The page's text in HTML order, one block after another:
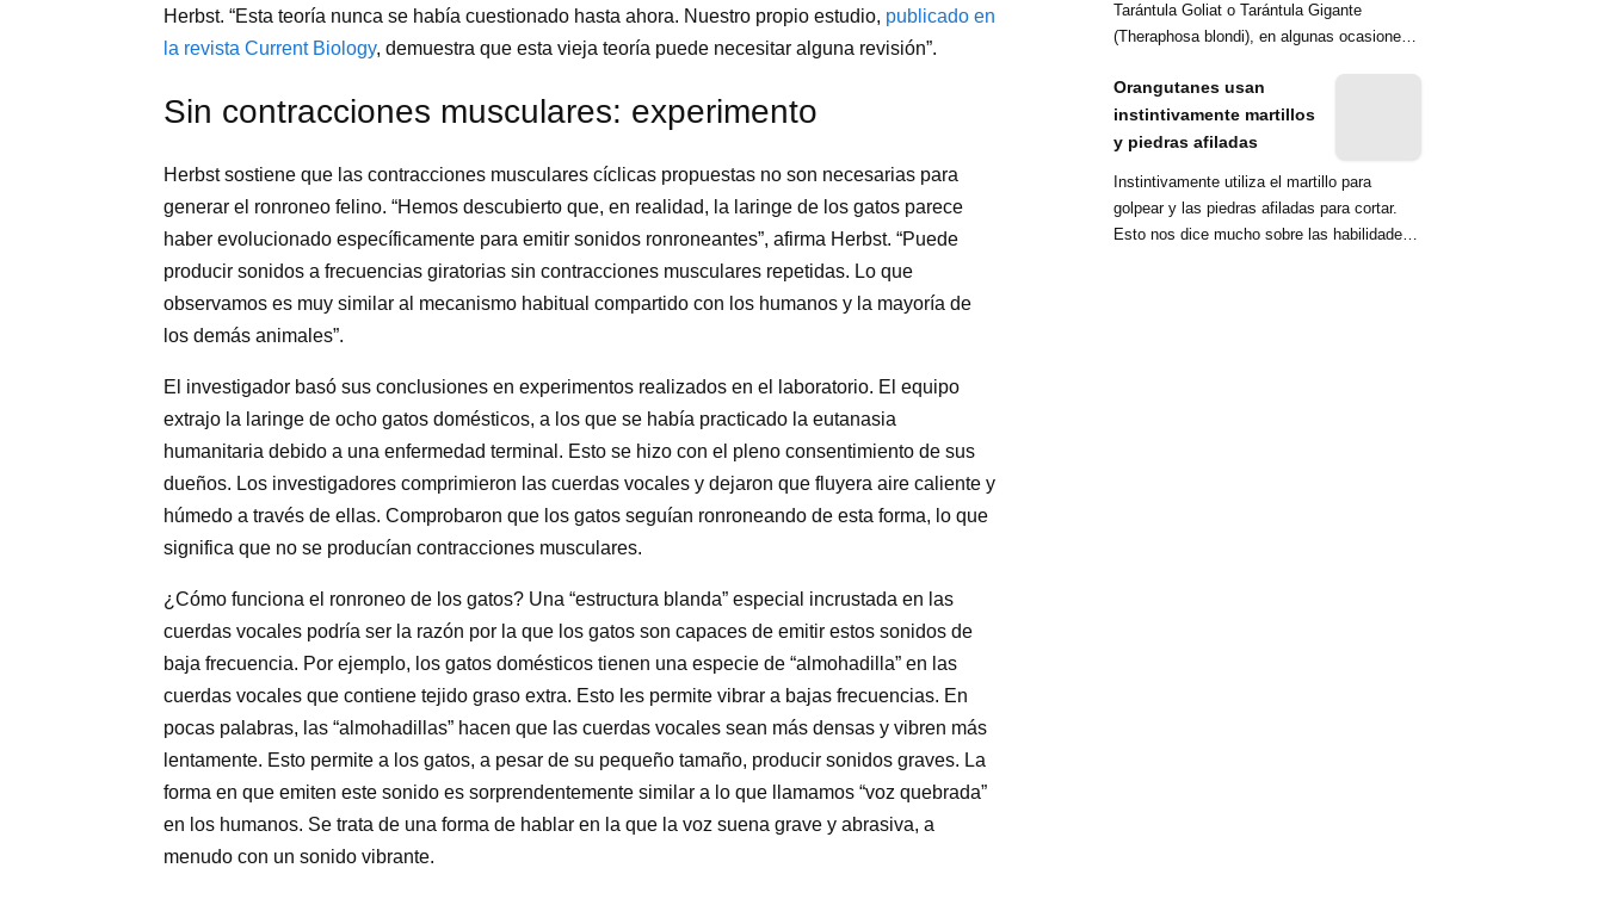
Herbst. “Esta teoría nunca se había cuestionado hasta ahora. Nuestro propio estudio, publicado en
la revista Current Biology, demuestra que esta vieja teoría puede necesitar alguna revisión”.
Sin contracciones musculares: experimento
Herbst sostiene que las contracciones musculares cíclicas propuestas no son necesarias para
generar el ronroneo felino. “Hemos descubierto que, en realidad, la laringe de los gatos parece
haber evolucionado específicamente para emitir sonidos ronroneantes”, afirma Herbst. “Puede
producir sonidos a frecuencias giratorias sin contracciones musculares repetidas. Lo que
observamos es muy similar al mecanismo habitual compartido con los humanos y la mayoría de
los demás animales”.
El investigador basó sus conclusiones en experimentos realizados en el laboratorio. El equipo
extrajo la laringe de ocho gatos domésticos, a los que se había practicado la eutanasia
humanitaria debido a una enfermedad terminal. Esto se hizo con el pleno consentimiento de sus
dueños. Los investigadores comprimieron las cuerdas vocales y dejaron que fluyera aire caliente y
húmedo a través de ellas. Comprobaron que los gatos seguían ronroneando de esta forma, lo que
significa que no se producían contracciones musculares.
¿Cómo funciona el ronroneo de los gatos? Una “estructura blanda” especial incrustada en las
cuerdas vocales podría ser la razón por la que los gatos son capaces de emitir estos sonidos de
baja frecuencia. Por ejemplo, los gatos domésticos tienen una especie de “almohadilla” en las
cuerdas vocales que contiene tejido graso extra. Esto les permite vibrar a bajas frecuencias. En
pocas palabras, las “almohadillas” hacen que las cuerdas vocales sean más densas y vibren más
lentamente. Esto permite a los gatos, a pesar de su pequeño tamaño, producir sonidos graves. La
forma en que emiten este sonido es sorprendentemente similar a lo que llamamos “voz quebrada”
en los humanos. Se trata de una forma de hablar en la que la voz suena grave y abrasiva, a
menudo con un sonido vibrante.
Tarántula Goliat o Tarántula Gigante
(Theraphosa blondi), en algunas ocasiones
Orangutanes usan
instintivamente martillos
y piedras afiladas
Instintivamente utiliza el martillo para
golpear y las piedras afiladas para cortar.
Esto nos dice mucho sobre las habilidades